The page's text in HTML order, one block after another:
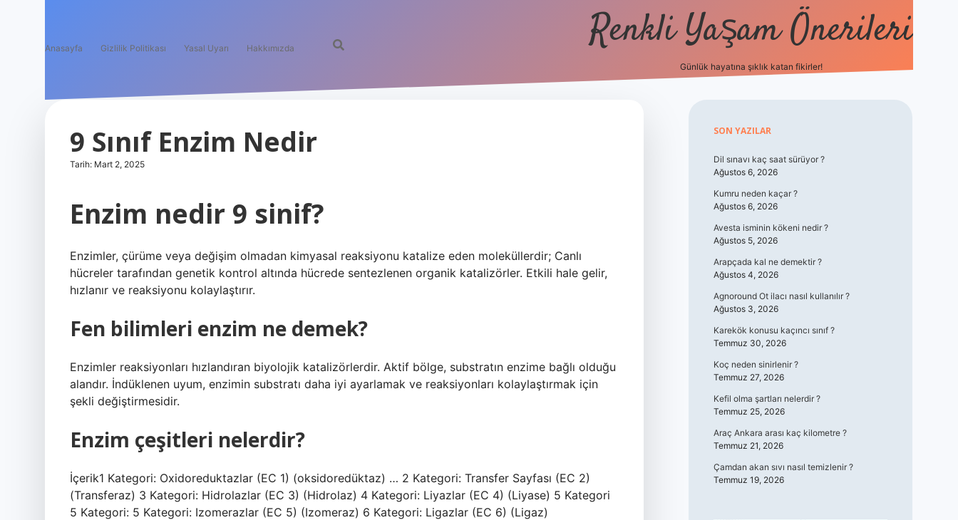
Anasayfa Gizlilik Politikası Yasal Uyarı Hakkımızda Renkli Yaşam Önerileri
Günlük hayatına şıklık katan fikirler!
9 Sınıf Enzim Nedir
Tarih: Mart 2, 2025
Enzim nedir 9 sinif?
Enzimler, çürüme veya değişim olmadan kimyasal reaksiyonu katalize eden moleküllerdir; Canlı
hücreler tarafından genetik kontrol altında hücrede sentezlenen organik katalizörler. Etkili hale gelir,
hızlanır ve reaksiyonu kolaylaştırır.
Fen bilimleri enzim ne demek?
Enzimler reaksiyonları hızlandıran biyolojik katalizörlerdir. Aktif bölge, substratın enzime bağlı olduğu
alandır. İndüklenen uyum, enzimin substratı daha iyi ayarlamak ve reaksiyonları kolaylaştırmak için
şekli değiştirmesidir.
Enzim çeşitleri nelerdir?
İçerik1 Kategori: Oxidoreduktazlar (EC 1) (oksidoredüktaz) … 2 Kategori: Transfer Sayfası (EC 2)
(Transferaz) 3 Kategori: Hidrolazlar (EC 3) (Hidrolaz) 4 Kategori: Liyazlar (EC 4) (Liyase) 5 Kategori
5 Kategori: 5 Kategori: Izomerazlar (EC 5) (Izomeraz) 6 Kategori: Ligazlar (EC 6) (Ligaz)
Sidebar
SON YAZILAR
Dil sınavı kaç saat sürüyor ?
Ağustos 6, 2026
Kumru neden kaçar ?
Ağustos 6, 2026
Avesta isminin kökeni nedir ?
Ağustos 5, 2026
Arapçada kal ne demektir ?
Ağustos 4, 2026
Agnoround Ot ilacı nasıl kullanılır ?
Ağustos 3, 2026
Karekök konusu kaçıncı sınıf ?
Temmuz 30, 2026
Koç neden sinirlenir ?
Temmuz 27, 2026
Kefil olma şartları nelerdir ?
Temmuz 25, 2026
Araç Ankara arası kaç kilometre ?
Temmuz 21, 2026
Çamdan akan sıvı nasıl temizlenir ?
Temmuz 19, 2026